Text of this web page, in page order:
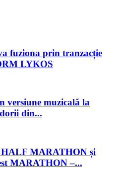
fuziona prin tranzacție
LYKOS
versiune muzicală la
din...
HALF MARATHON și
MARATHON –...